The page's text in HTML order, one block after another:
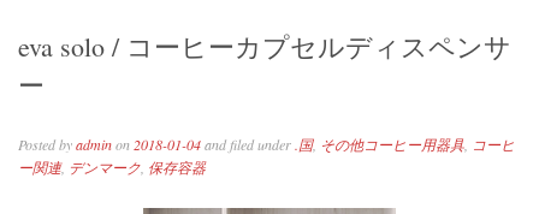
eva solo / コーヒーカプセルディスペンサ
ー
Posted byadminon 2018-01-04and filed under.国, その他コーヒー用器具 コーヒ
ー関連, デンマーク 保存容器